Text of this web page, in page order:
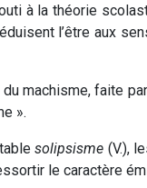
à la théorie
l’être aux
machisme, faite
».
solipsisme (V.),
le caractère